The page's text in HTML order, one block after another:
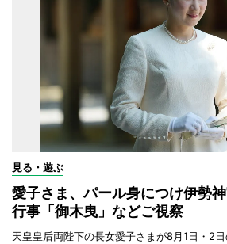
見る・遊ぶ
愛子さま、パール身につけ伊勢
行事「御木曳」などご視察
天皇皇后両陛下の長女愛子さまが8月1日・2